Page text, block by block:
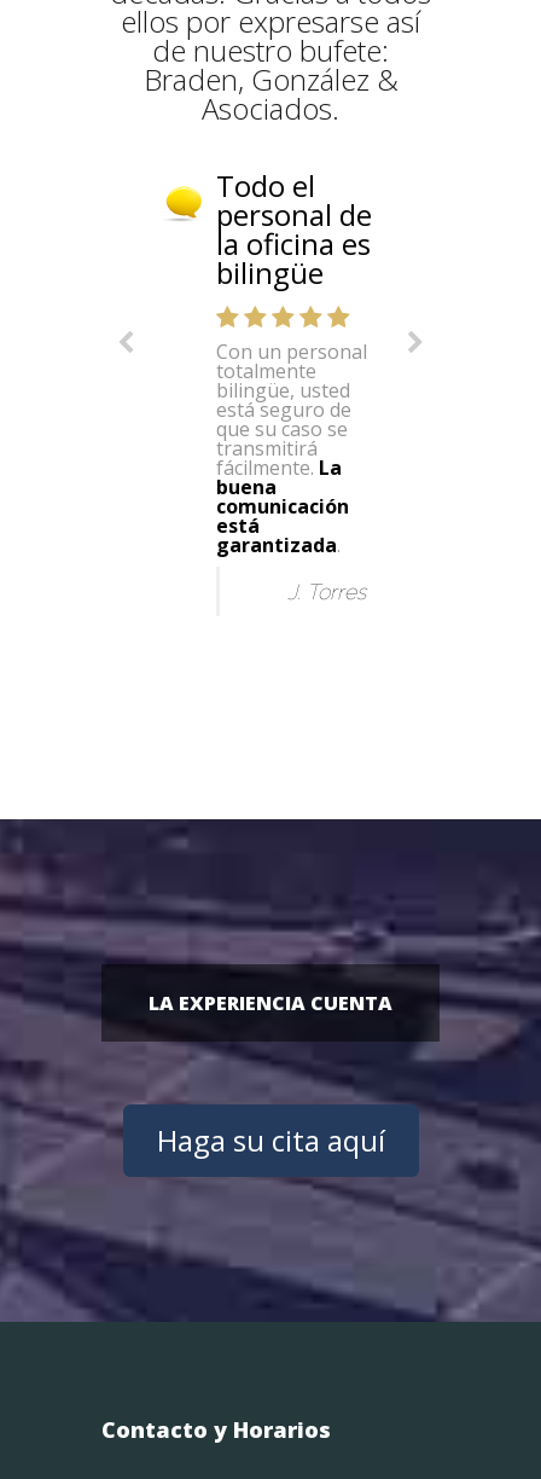
ellos por expresarse así
de nuestro bufete:
Braden, González &
Asociados.
Todo el
personal de
la oficina es
bilingüe
Con un personal
totalmente
bilingüe, usted
está seguro de
que su caso se
transmitirá
fácilmente. La
buena
comunicación
está
garantizada.
J. Torres
LA EXPERIENCIA CUENTA
Haga su cita aquí
Contacto y Horarios